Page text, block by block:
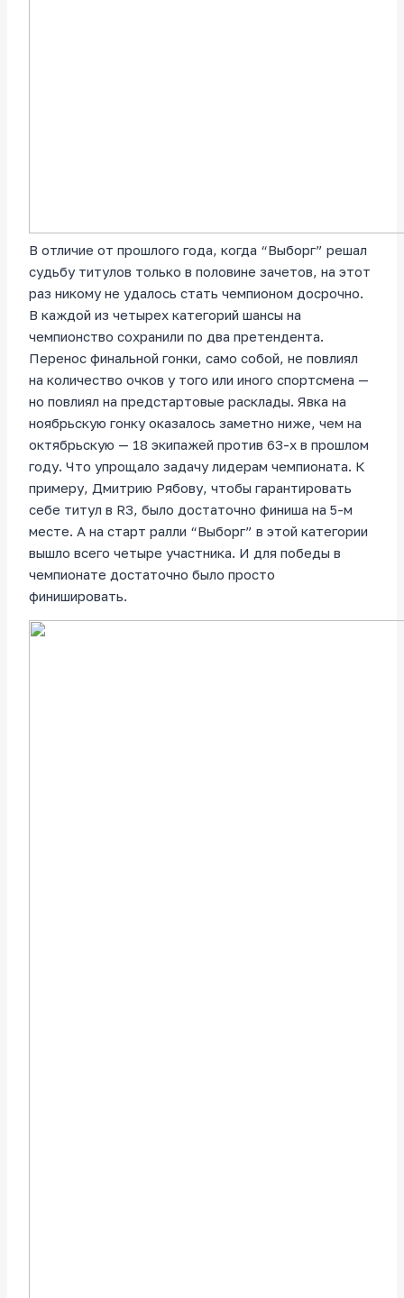
В отличие от прошлого года, когда “Выборг” решал
судьбу титулов только в половине зачетов, на этот
раз никому не удалось стать чемпионом досрочно.
В каждой из четырех категорий шансы на
чемпионство сохранили по два претендента.
Перенос финальной гонки, само собой, не повлиял
на количество очков у того или иного спортсмена —
но повлиял на предстартовые расклады. Явка на
ноябрьскую гонку оказалось заметно ниже, чем на
октябрьскую — 18 экипажей против 63-х в прошлом
году. Что упрощало задачу лидерам чемпионата. К
примеру, Дмитрию Рябову, чтобы гарантировать
себе титул в R3, было достаточно финиша на 5-м
месте. А на старт ралли “Выборг” в этой категории
вышло всего четыре участника. И для победы в
чемпионате достаточно было просто
финишировать.